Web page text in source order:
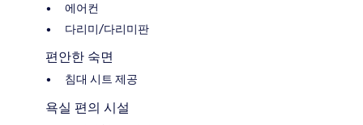
에어컨
다리미/다리미판
편안한 숙면
침대 시트 제공
욕실 편의 시설